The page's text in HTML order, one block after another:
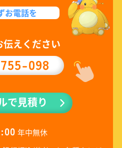
お電話を
えください
098
で見積り
年中無休